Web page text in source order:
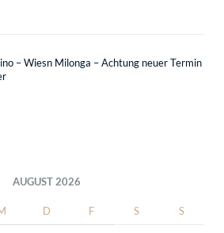
– Wiesn Milonga – Achtung neuer Termin
AUGUST 2026
D F S S